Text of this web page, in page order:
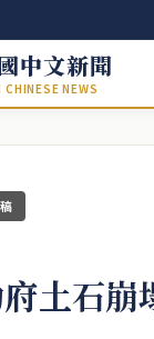
中文新聞
CHINESE NEWS
土石崩